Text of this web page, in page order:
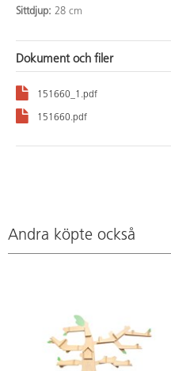
Sittdjup: 28 cm
Dokument och filer
151660_1.pdf
151660.pdf
Andra köpte också